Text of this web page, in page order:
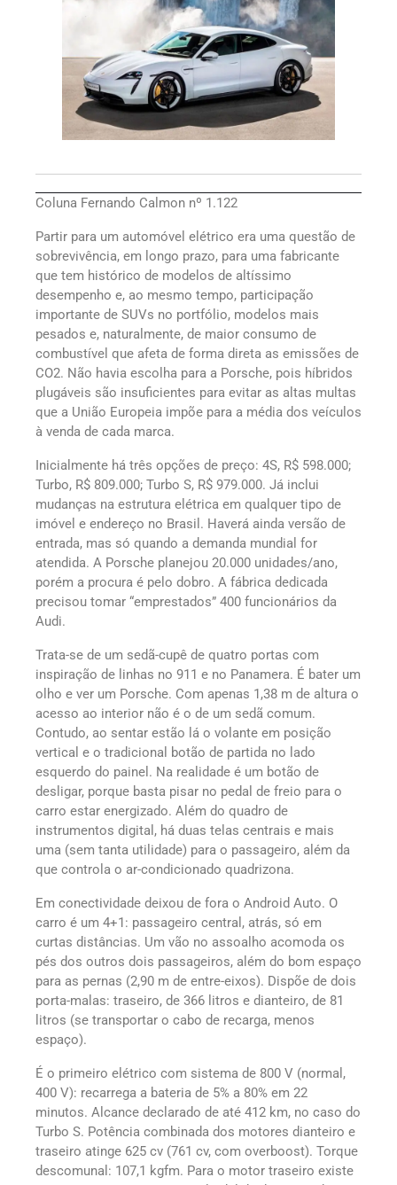
Coluna Fernando Calmon nº 1.122
Partir para um automóvel elétrico era uma questão de
sobrevivência, em longo prazo, para uma fabricante
que tem histórico de modelos de altíssimo
desempenho e, ao mesmo tempo, participação
importante de SUVs no portfólio, modelos mais
pesados e, naturalmente, de maior consumo de
combustível que afeta de forma direta as emissões de
CO2. Não havia escolha para a Porsche, pois híbridos
plugáveis são insuficientes para evitar as altas multas
que a União Europeia impõe para a média dos veículos
à venda de cada marca.
Inicialmente há três opções de preço: 4S, R$ 598.000;
Turbo, R$ 809.000; Turbo S, R$ 979.000. Já inclui
mudanças na estrutura elétrica em qualquer tipo de
imóvel e endereço no Brasil. Haverá ainda versão de
entrada, mas só quando a demanda mundial for
atendida. A Porsche planejou 20.000 unidades/ano,
porém a procura é pelo dobro. A fábrica dedicada
precisou tomar “emprestados” 400 funcionários da
Audi.
Trata-se de um sedã-cupê de quatro portas com
inspiração de linhas no 911 e no Panamera. É bater um
olho e ver um Porsche. Com apenas 1,38 m de altura o
acesso ao interior não é o de um sedã comum.
Contudo, ao sentar estão lá o volante em posição
vertical e o tradicional botão de partida no lado
esquerdo do painel. Na realidade é um botão de
desligar, porque basta pisar no pedal de freio para o
carro estar energizado. Além do quadro de
instrumentos digital, há duas telas centrais e mais
uma (sem tanta utilidade) para o passageiro, além da
que controla o ar-condicionado quadrizona.
Em conectividade deixou de fora o Android Auto. O
carro é um 4+1: passageiro central, atrás, só em
curtas distâncias. Um vão no assoalho acomoda os
pés dos outros dois passageiros, além do bom espaço
para as pernas (2,90 m de entre-eixos). Dispõe de dois
porta-malas: traseiro, de 366 litros e dianteiro, de 81
litros (se transportar o cabo de recarga, menos
espaço).
É o primeiro elétrico com sistema de 800 V (normal,
400 V): recarrega a bateria de 5% a 80% em 22
minutos. Alcance declarado de até 412 km, no caso do
Turbo S. Potência combinada dos motores dianteiro e
traseiro atinge 625 cv (761 cv, com overboost). Torque
descomunal: 107,1 kgfm. Para o motor traseiro existe